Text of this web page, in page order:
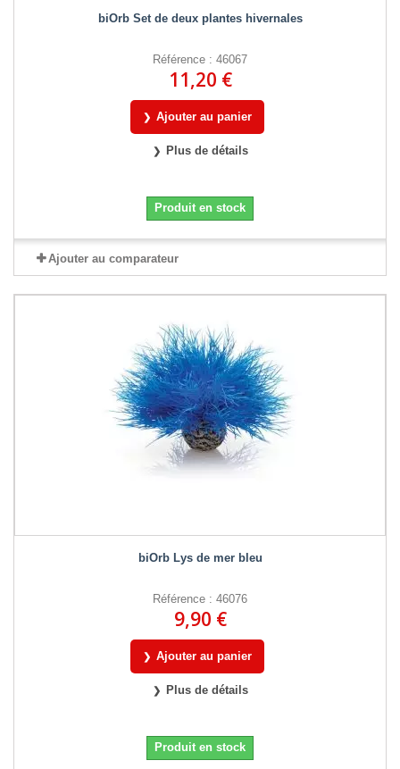
biOrb Set de deux plantes hivernales
Référence : 46067
11,20 €
Ajouter au panier
Plus de détails
Produit en stock
Ajouter au comparateur
biOrb Lys de mer bleu
Référence : 46076
9,90 €
Ajouter au panier
Plus de détails
Produit en stock